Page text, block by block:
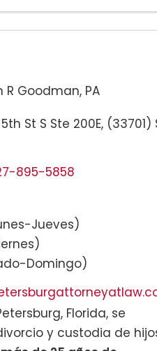
R Goodman, PA
5th St S Ste 200E, (33701)
895-5858
Jueves)
Domingo)
Florida, se
y custodia de